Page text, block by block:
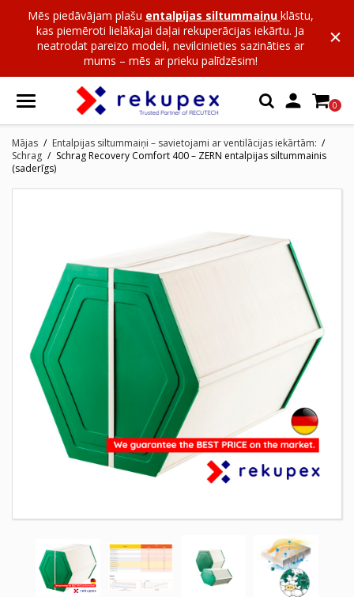
Mēs piedāvājam plašu entalpijas siltummaiņu klāstu,
kas piemēroti lielākajai daļai rekuperācijas iekārtu. Ja
neatrodat pareizo modeli, nevilcinieties sazināties ar
mums – mēs ar prieku palīdzēsim!
 0
Mājas
Entalpijas siltummaiņi – savietojami ar ventilācijas iekārtām:
Schrag
Schrag Recovery Comfort 400 – ZERN entalpijas siltummainis
(saderīgs)